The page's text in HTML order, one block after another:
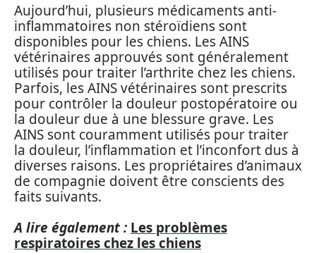
Aujourd’hui, plusieurs médicaments anti-
inflammatoires non stéroïdiens sont
disponibles pour les chiens. Les AINS
vétérinaires approuvés sont généralement
utilisés pour traiter l’arthrite chez les chiens.
Parfois, les AINS vétérinaires sont prescrits
pour contrôler la douleur postopératoire ou
la douleur due à une blessure grave. Les
AINS sont couramment utilisés pour traiter
la douleur, l’inflammation et l’inconfort dus à
diverses raisons. Les propriétaires d’animaux
de compagnie doivent être conscients des
faits suivants.
A lire également : Les problèmes
respiratoires chez les chiens